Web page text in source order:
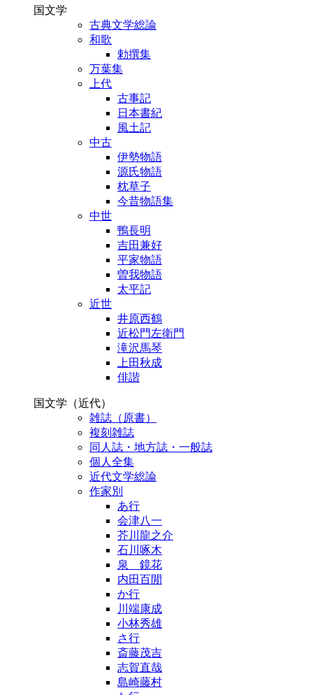
国文学
古典文学総論
和歌
勅撰集
万葉集
上代
古事記
日本書紀
風土記
中古
伊勢物語
源氏物語
枕草子
今昔物語集
中世
鴨長明
吉田兼好
平家物語
曽我物語
太平記
近世
井原西鶴
近松門左衛門
滝沢馬琴
上田秋成
俳諧
国文学（近代）
雑誌（原書）
複刻雑誌
同人誌・地方誌・一般誌
個人全集
近代文学総論
作家別
あ行
会津八一
芥川龍之介
石川啄木
泉 鏡花
内田百閒
か行
川端康成
小林秀雄
さ行
斎藤茂吉
志賀直哉
島崎藤村